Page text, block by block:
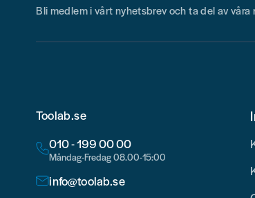
Bli medlem i vårt nyhetsbrev och ta del av
Toolab.se
010 - 199 00 00
Måndag-Fredag 08.00-15:00
info@toolab.se